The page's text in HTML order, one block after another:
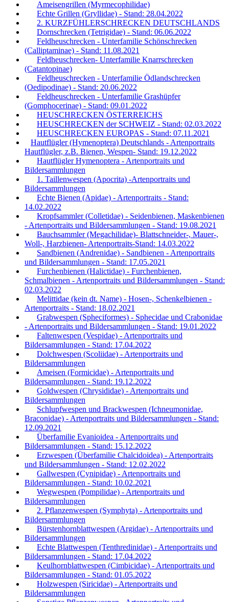
Ameisengrillen (Myrmecophilidae)
Echte Grillen (Gryllidae) - Stand: 28.04.2022
2. KURZFÜHLERSCHRECKEN DEUTSCHLANDS
Dornschrecken (Tetrigidae) - Stand: 06.06.2022
Feldheuschrecken - Unterfamilie Schönschrecken
(Calliptaminae) - Stand: 11.08.2021
Feldheuschrecken- Unterfamilie Knarrschrecken
(Catantopinae)
Feldheuschrecken - Unterfamilie Ödlandschrecken
(Oedipodinae) - Stand: 20.06.2022
Feldheuschrecken - Unterfamilie Grashüpfer
(Gomphocerinae) - Stand: 09.01.2022
HEUSCHRECKEN ÖSTERREICHS
HEUSCHRECKEN der SCHWEIZ - Stand: 02.03.2022
HEUSCHRECKEN EUROPAS - Stand: 07.11.2021
Hautflügler (Hymenoptera) Deutschlands - Artenportraits
Hautflügler, z.B. Bienen, Wespen- Stand: 19.12.2022
Hautflügler Hymenoptera - Artenportraits und
Bildersammlungen
1. Taillenwespen (Apocrita) -Artenportraits und
Bildersammlungen
Echte Bienen (Apidae) - Artenportraits - Stand:
14.02.2022
Kropfsammler (Colletidae) - Seidenbienen, Maskenbienen
- Artenportraits und Bildersammlungen - Stand: 19.08.2021
Bauchsammler (Megachilidae)- Blattschneider-, Mauer-,
Woll-, Harzbienen- Artenportraits-Stand: 14.03.2022
Sandbienen (Andrenidae) - Sandbienen - Artenportraits
und Bildersammlungen - Stand: 17.05.2021
Furchenbienen (Halictidae) - Furchenbienen,
Schmalbienen - Artenportraits und Bildersammlungen - Stand:
02.03.2022
Melittidae (kein dt. Name) - Hosen-, Schenkelbienen -
Artenportraits - Stand: 18.02.2021
Grabwespen (Spheciformes) - Sphecidae und Crabonidae
- Artenportraits und Bildersammlungen - Stand: 19.01.2022
Faltenwespen (Vespidae) - Artenportraits und
Bildersammlungen - Stand: 17.04.2022
Dolchwespen (Scoliidae) - Artenportraits und
Bildersammlungen
Ameisen (Formicidae) - Artenportraits und
Bildersammlungen - Stand: 19.12.2022
Goldwespen (Chrysididae) - Artenportraits und
Bildersammlungen
Schlupfwespen und Brackwespen (Ichneumonidae,
Braconidae) - Artenportraits und Bildersammlungen - Stand:
12.09.2021
Überfamilie Evanioidea - Artenportraits und
Bildersammlungen - Stand: 15.12.2022
Erzwespen (Überfamilie Chalcidoidea) - Artenportraits
und Bildersammlungen - Stand: 12.02.2022
Gallwespen (Cynipidae) - Artenportraits und
Bildersammlungen - Stand: 10.02.2021
Wegwespen (Pompilidae) - Artenportraits und
Bildersammlungen
2. Pflanzenwespen (Symphyta) - Artenportraits und
Bildersammlungen
Bürstenhornblattwespen (Argidae) - Artenportraits und
Bildersammlungen
Echte Blattwespen (Tenthredinidae) - Artenportraits und
Bildersammlungen - Stand: 17.04.2022
Keulhornblattwespen (Cimbicidae) - Artenportraits und
Bildersammlungen - Stand: 01.05.2022
Holzwespen (Siricidae) - Artenportraits und
Bildersammlungen